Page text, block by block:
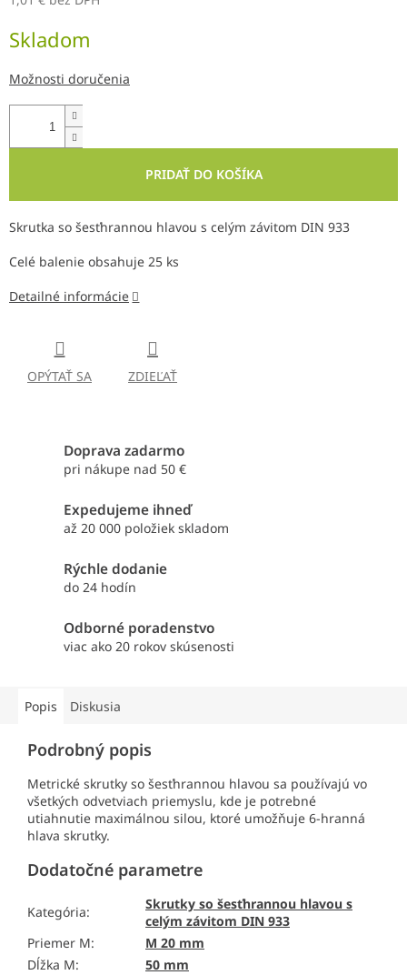
cena:
Skladom
Možnosti doručenia
PRIDAŤ DO KOŠÍKA
Skrutka so šesťhrannou hlavou s celým závitom DIN 933
Celé balenie obsahuje 25 ks
Detailné informácie
OPÝTAŤ SA ZDIEĽAŤ
Doprava zadarmo
pri nákupe nad 50 €
Expedujeme ihneď
až 20 000 položiek skladom
Rýchle dodanie
do 24 hodín
Odborné poradenstvo
viac ako 20 rokov skúsenosti
Popis Diskusia
Podrobný popis
Metrické skrutky so šesťhrannou hlavou sa používajú vo
všetkých odvetviach priemyslu, kde je potrebné
utiahnutie maximálnou silou, ktoré umožňuje 6-hranná
hlava skrutky.
Dodatočné parametre
Kategória:
Skrutky so šesťhrannou hlavou s
celým závitom DIN 933
Priemer M:
M 20 mm
Dĺžka M:
50 mm